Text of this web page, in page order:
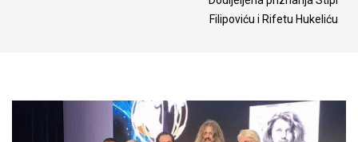
Filipoviću i Rifetu Hukeliću